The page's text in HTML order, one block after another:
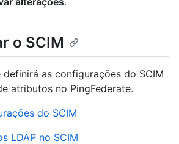
o SCIM
definirá as configurações do SCIM
atributos no PingFederate.
do SCIM
LDAP no SCIM